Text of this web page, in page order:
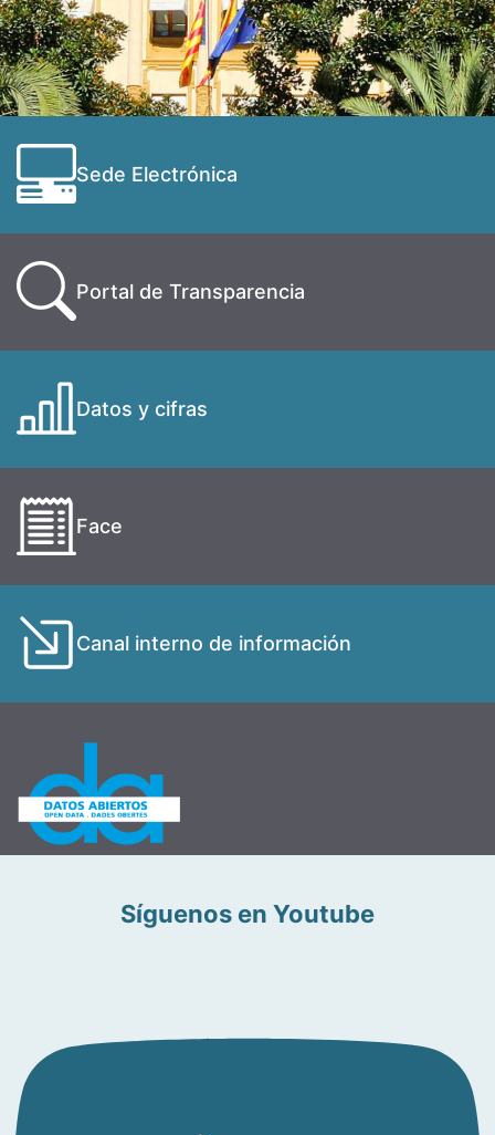
Sede Electrónica
Portal de Transparencia
Datos y cifras
Face
Canal interno de información
Síguenos en Youtube